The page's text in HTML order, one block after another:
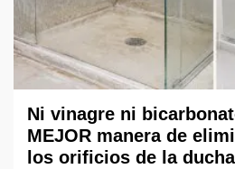
Ni vinagre ni
MEJOR manera de
los orificios de la